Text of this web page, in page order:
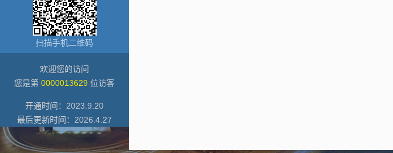
扫描手机二维码
欢迎您的访问
您是第 0000013629 位访客
开通时间： 2023 9 20
最后更新时间： 2026 4 27